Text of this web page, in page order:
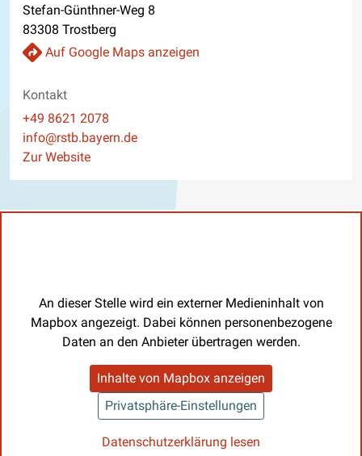
Stefan-Günthner-Weg 8
83308 Trostberg
Auf Google Maps anzeigen
Kontakt
Telefon
+49 8621 2078
E-Mail
info@rstb.bayern.de
Website
Zur Website
An dieser Stelle wird ein externer Medieninhalt von
Mapbox angezeigt. Dabei können personenbezogene
Daten an den Anbieter übertragen werden.
Inhalte von Mapbox anzeigen
Privatsphäre-Einstellungen
Datenschutzerklärung lesen